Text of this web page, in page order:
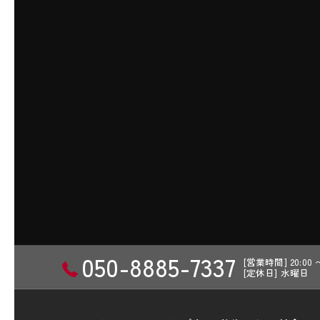
050-8885-7337 [営業時間] 20:00
[定休日] 水曜日